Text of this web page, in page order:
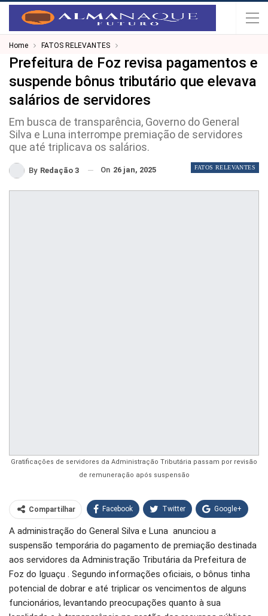
Home FATOS RELEVANTES
Prefeitura de Foz revisa pagamentos e
suspende bônus tributário que elevava
salários de servidores
Em busca de transparência, Governo do General
Silva e Luna interrompe premiação de servidores
que até triplicava os salários.
FATOS RELEVANTES
By Redação 3 On 26 jan, 2025
Gratificações de servidores da Administração Tributária passam por revisão
de remuneração após suspensão
Compartilhar Facebook Twitter Google+
WhatsApp Pinterest
O email
A administração do General Silva e Luna anunciou a
suspensão temporária do pagamento de premiação destinada
aos servidores da Administração Tributária da Prefeitura de
Foz do Iguaçu . Segundo informações oficiais, o bônus tinha
potencial de dobrar e até triplicar os vencimentos de alguns
funcionários, levantando preocupações quanto à sua